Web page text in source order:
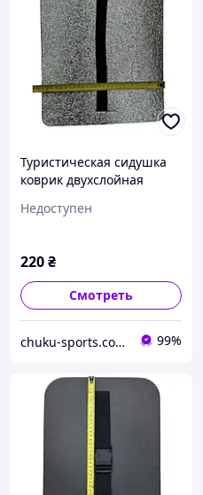
Туристическая сидушка
коврик двухслойная
ремешком (35 x 29 x 1.3
Недоступен
220₴
Смотреть
chuku-sports.com.ua 99%